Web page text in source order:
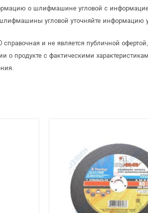
о шлифмашине угловой с
угловой уточняйте информацию у
и не является публичной
о продукте с фактическими